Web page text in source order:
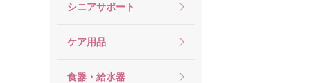
シニアサポート
ケア用品
食器・給水器